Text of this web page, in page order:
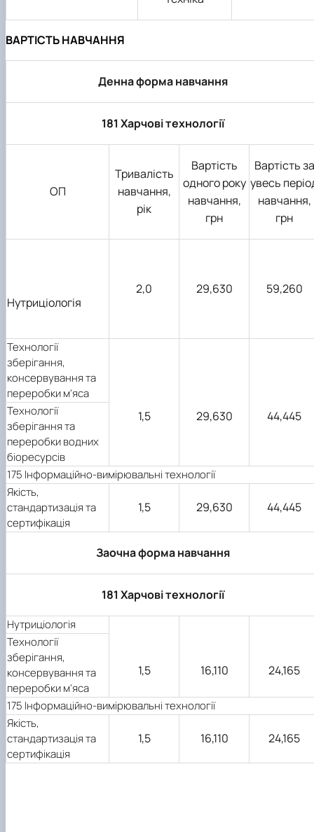
ВАРТІСТЬ НАВЧАННЯ
Денна форма навчання
181 Харчові технології
ОП
Тривалість
навчання,
рік
Вартість
одного року
навчання,
грн
Вартість за
увесь
навчання,
грн
Нутриціологія
2,0 29,630 59,260
Технології
зберігання,
консервування та
переробки м'яса
1,5 29,630 44,445
Технології
зберігання та
переробки водних
біоресурсів
175 Інформаційно-вимірювальні технології
Якість,
стандартизація та
сертифікація
1,5 29,630 44,445
Заочна форма навчання
181 Харчові технології
Нутриціологія
1,5 16,110 24,165
Технології
зберігання,
консервування та
переробки м'яса
175 Інформаційно-вимірювальні технології
Якість,
стандартизація та
сертифікація
1,5 16,110 24,165